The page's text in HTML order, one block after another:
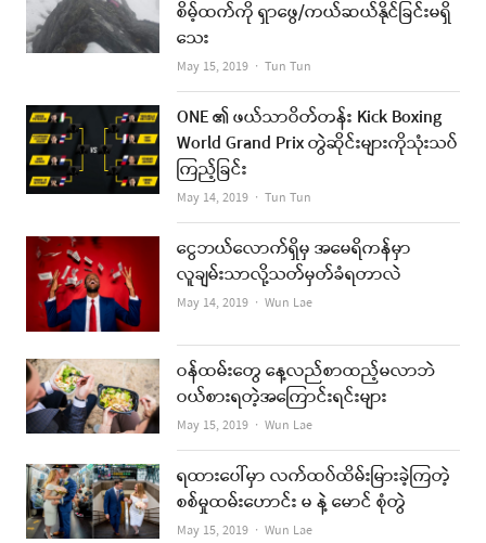
စိမ့်ထက်ကို ရှာဖွေ/ကယ်ဆယ်နိုင်ခြင်းမရှိ
သေး
May 15, 2019 Author
Tun Tun
ONE ၏ ဖယ်သာဝိတ်တန်း Kick Boxing
World Grand Prix တွဲဆိုင်းများကိုသုံးသပ်
ကြည့်ခြင်း
May 14, 2019 Author
Tun Tun
ငွေဘယ်လောက်ရှိမှ အမေရိကန်မှာ
လူချမ်းသာလို့သတ်မှတ်ခံရတာလဲ
May 14, 2019 Author
Wun Lae
ဝန်ထမ်းတွေ နေ့လည်စာထည့်မလာဘဲ
ဝယ်စားရတဲ့အကြောင်းရင်းများ
May 15, 2019 Author
Wun Lae
ရထားပေါ်မှာ လက်ထပ်ထိမ်းမြားခဲ့ကြတဲ့
စစ်မှုထမ်းဟောင်း မ နဲ့ မောင် စုံတွဲ
May 15, 2019 Author
Wun Lae